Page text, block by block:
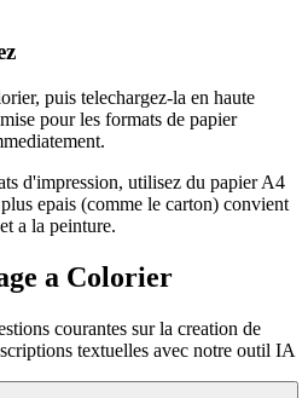
puis telechargez-la en haute
pour les formats de papier
d'impression, utilisez du papier A4
epais (comme le carton) convient
a la peinture.
a Colorier
courantes sur la creation de
textuelles avec notre outil IA